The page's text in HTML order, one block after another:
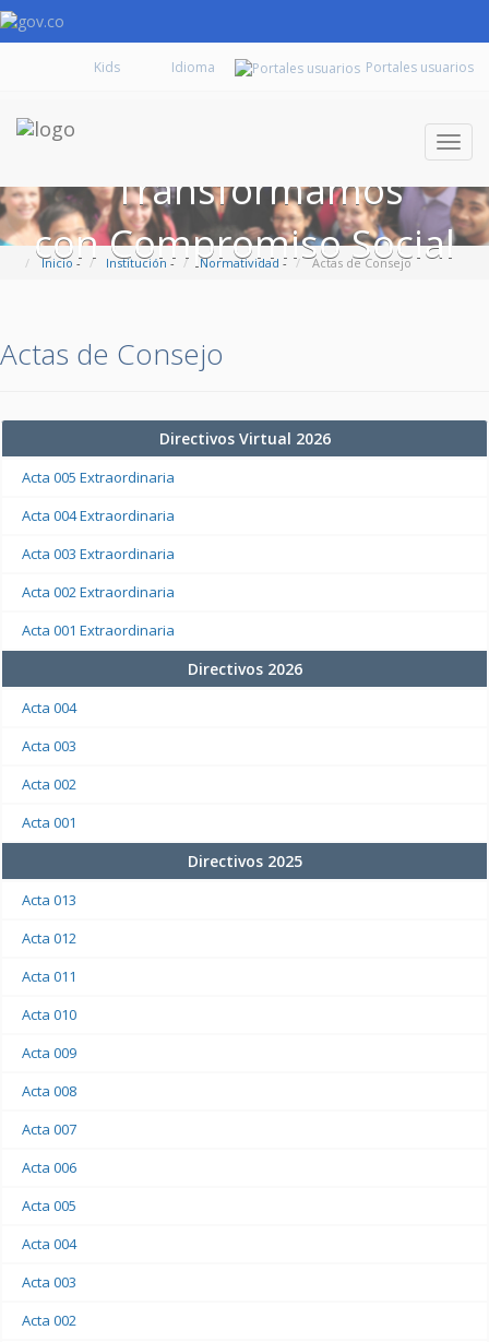
Kids Portales usuarios
Transformamos
con Compromiso Social
Inicio - Institución - Normatividad - Actas de Consejo
Actas de Consejo
Directivos Virtual 2026
Acta 005 Extraordinaria
Acta 004 Extraordinaria
Acta 003 Extraordinaria
Acta 002 Extraordinaria
Acta 001 Extraordinaria
Directivos 2026
Acta 004
Acta 003
Acta 002
Acta 001
Directivos 2025
Acta 013
Acta 012
Acta 011
Acta 010
Acta 009
Acta 008
Acta 007
Acta 006
Acta 005
Acta 004
Acta 003
Acta 002